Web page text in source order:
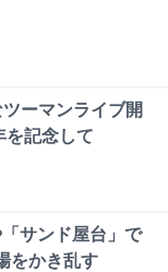
ーマンライブ開
を記念して
サンド屋台」で
をかき乱す